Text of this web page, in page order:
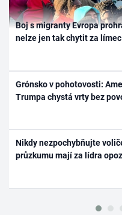
Boj s migranty Evropa
nelze jen tak chytit za límec
Grónsko v pohotovosti:
Trumpa chystá vrty bez
Nikdy nezpochybňujte
průzkumu mají za lídra